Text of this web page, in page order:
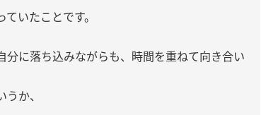
いたことです。
に落ち込みながらも、時間を重ねて向き合い
か、